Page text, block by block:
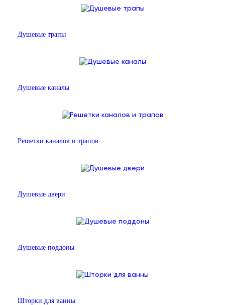
Душевые трапы
Душевые каналы
Решетки каналов и трапов
Душевые двери
Душевые поддоны
Шторки для ванны